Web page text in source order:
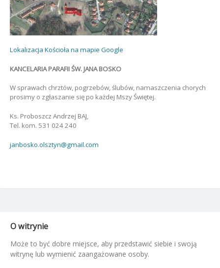
Lokalizacja Kościoła na mapie Google
KANCELARIA PARAFII ŚW. JANA BOSKO
W sprawach chrztów, pogrzebów, ślubów, namaszczenia chorych
prosimy o zgłaszanie się po każdej Mszy Świętej.
Ks. Proboszcz Andrzej BAJ,
Tel. kom. 531 024 240
janbosko.olsztyn@gmail.com
O witrynie
Może to być dobre miejsce, aby przedstawić siebie i swoją
witrynę lub wymienić zaangażowane osoby.